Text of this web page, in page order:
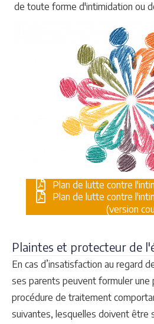
de toute forme d'intimidation ou
Plan de lutte contre
Plan de lutte contre
(version
Plaintes et protecteur de
En cas d’insatisfaction au regard
ses parents peuvent formuler une
procédure de traitement
suivantes, lesquelles doivent être